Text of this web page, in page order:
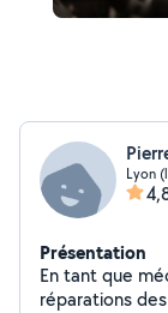
Lyon
Présentation
En tant que
réparations